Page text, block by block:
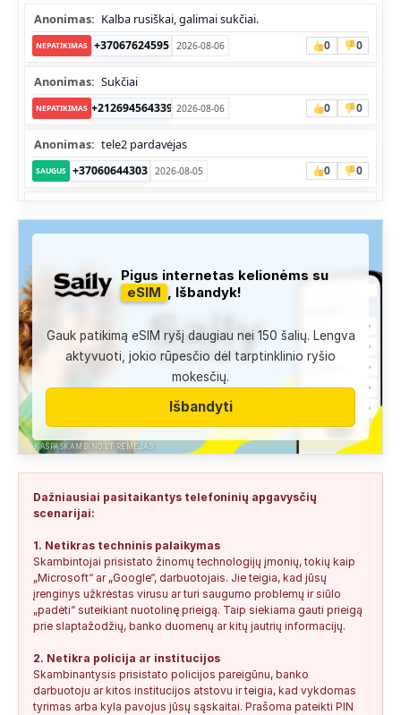
Anonimas: Kalba rusiškai, galimai sukčiai.
NEPATIKIMAS +37067624595 2026-08-06 0 0
Anonimas: Sukčiai
NEPATIKIMAS +212694564339 2026-08-06 0 0
Anonimas: tele2 pardavėjas
SAUGUS +37060644303 2026-08-05 0 0
NEPATIKIMAS +37052041945 2026-08-05 0 0
Administracija: Užfiksuota, kad apie šį numerį buvo rašoma
daug teigiamų komentarų...
Anonimas:
Labai gera pagalbininke, konsultavausi ne karta
del teises mokslu
SAUGUS +37060763626 2026-08-04 2
Anonimas: Paskambino kažkokia [vardas paslėptas] ir siūlo
susipažint. Skamba kaip dirbtinio...
Jonas: Vivus.lt
Anonimas: Gauta SMS žinutė: " Moters neturi?
NEPATIKIMAS +37060388940 2026-08-02 0
Keista: Sukčių stacionaraus telefono numeris tiesiog Vilniaus
+37052041945 2026-08-01
KASPASKAMBINO.LT RĖMĖJAS
Pigus internetas kelionėms su
eSIM , Išbandyk!
Gauk patikimą eSIM ryšį daugiau nei 150 šalių. Lengva
aktyvuoti, jokio rūpesčio dėl tarptinklinio ryšio
mokesčių.
Išbandyti
Dažniausiai pasitaikantys telefoninių apgavysčių
scenarijai:
1. Netikras techninis palaikymas
Skambintojai prisistato žinomų technologijų įmonių, tokių kaip
„Microsoft“ ar „Google“, darbuotojais. Jie teigia, kad jūsų
įrenginys užkrėstas virusu ar turi saugumo problemų ir siūlo
„padėti“ suteikiant nuotolinę prieigą. Taip siekiama gauti prieigą
prie slaptažodžių, banko duomenų ar kitų jautrių informacijų.
2. Netikra policija ar institucijos
Skambinantysis prisistato policijos pareigūnu, banko
darbuotoju ar kitos institucijos atstovu ir teigia, kad vykdomas
tyrimas arba kyla pavojus jūsų sąskaitai. Prašoma pateikti PIN